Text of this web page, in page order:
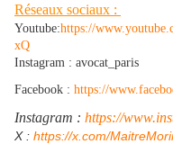
Réseaux sociaux :
Youtube:https://
xQ
Instagram : avocat_paris
Facebook : https://
Instagram : https://
​X : https://x.com/